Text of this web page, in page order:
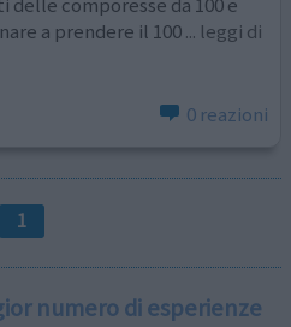
a prendere il 100... leggi di
0 reazioni
1
numero di esperienze